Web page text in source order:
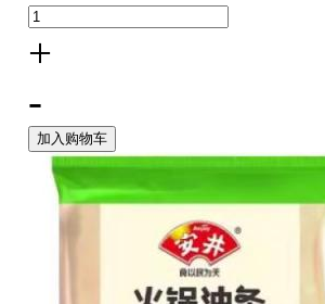
+
-
加入购物车